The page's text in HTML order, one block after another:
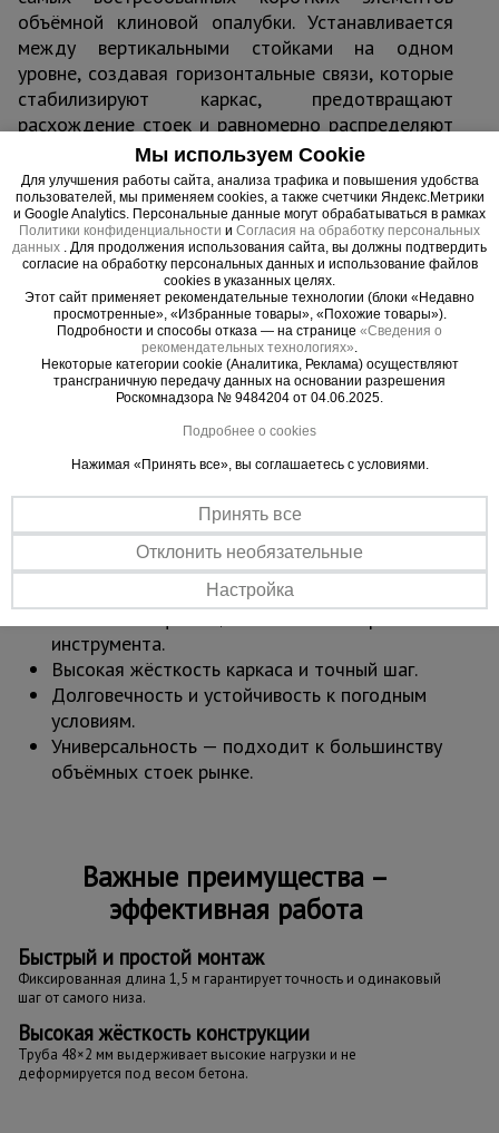
объёмной клиновой опалубки. Устанавливается
между вертикальными стойками на одном
уровне, создавая горизонтальные связи, которые
стабилизируют каркас, предотвращают
расхождение стоек и равномерно распределяют
нагрузку от бетона и арматуры.
Труба 48×2 мм обеспечивает высокую прочность
при небольшом весе. На концах — фланцы с
отверстиями под клиновые замки, позволяющие
мгновенно зафиксировать связь без
инструментов. Порошковое покрытие надёжно
защищает от коррозии и царапин при работе на
стройплощадке.
Область применения
Монолитные перекрытия любой толщины в
жилом, коммерческом и промышленном
строительстве.
Работа на высоте до 30 м.
Мгновенная фиксация клином — сборка без
инструмента.
Высокая жёсткость каркаса и точный шаг.
Долговечность и устойчивость к погодным
условиям.
Универсальность — подходит к большинству
объёмных стоек рынке.
Важные преимущества –
эффективная работа
Быстрый и простой монтаж
Фиксированная длина 1,5 м гарантирует точность и одинаковый
шаг от самого низа.
Высокая жёсткость конструкции
Труба 48×2 мм выдерживает высокие нагрузки и не
деформируется под весом бетона.
Мы используем Cookie
Для улучшения работы сайта, анализа трафика и повышения удобства
пользователей, мы применяем cookies, а также счетчики Яндекс.Метрики
и Google Analytics. Персональные данные могут обрабатываться в рамках
Политики конфиденциальности и Согласия на обработку персональных
данных . Для продолжения использования сайта, вы должны подтвердить
согласие на обработку персональных данных и использование файлов
cookies в указанных целях.
Этот сайт применяет рекомендательные технологии (блоки «Недавно
просмотренные», «Избранные товары», «Похожие товары»).
Подробности и способы отказа — на странице «Сведения о
рекомендательных технологиях».
Некоторые категории cookie (Аналитика, Реклама) осуществляют
трансграничную передачу данных на основании разрешения
Роскомнадзора № 9484204 от 04.06.2025.
Подробнее о cookies
Нажимая «Принять все», вы соглашаетесь с условиями.
Принять все
Отклонить необязательные
Настройка